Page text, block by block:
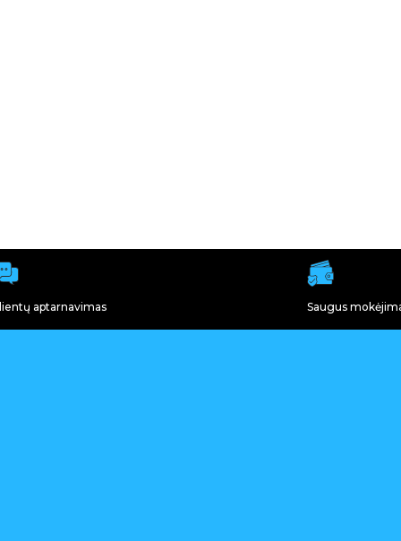
aptarnavimas Saugus